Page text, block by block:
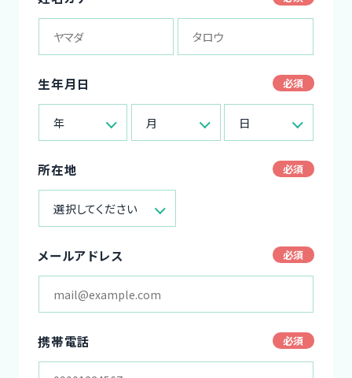
生年月日
年 月 日
所在地
選択してください
メールアドレス
携帯電話